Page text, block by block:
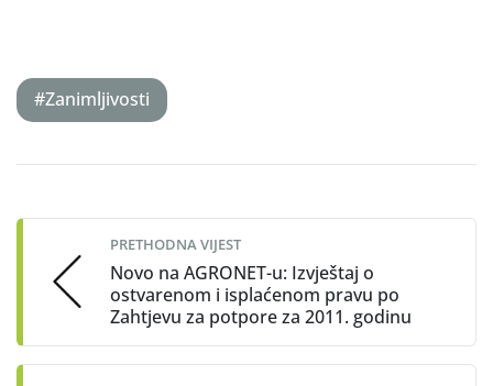
#Zanimljivosti
navigation
PRETHODNA VIJEST
Novo na AGRONET-u: Izvještaj o
ostvarenom i isplaćenom pravu po
Zahtjevu za potpore za 2011. godinu